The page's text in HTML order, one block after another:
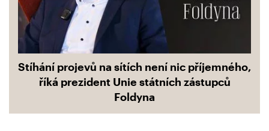
Stíhání projevů na sítích není nic příjemného,
říká prezident Unie státních zástupců
Foldyna